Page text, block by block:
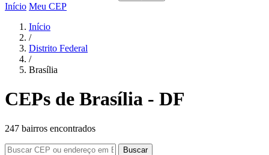
Início Meu CEP
Início
/
Distrito Federal
/
Brasília
CEPs de Brasília - DF
247 bairros encontrados
Buscar